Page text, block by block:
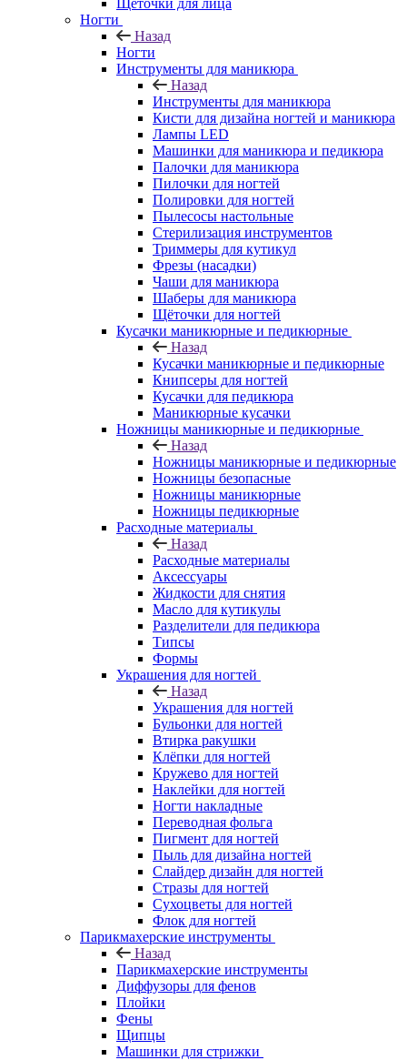
Щёточки для лица
Ногти
Назад
Ногти
Инструменты для маникюра
Назад
Инструменты для маникюра
Кисти для дизайна ногтей и маникюра
Лампы LED
Машинки для маникюра и педикюра
Палочки для маникюра
Пилочки для ногтей
Полировки для ногтей
Пылесосы настольные
Стерилизация инструментов
Триммеры для кутикул
Фрезы (насадки)
Чаши для маникюра
Шаберы для маникюра
Щёточки для ногтей
Кусачки маникюрные и педикюрные
Назад
Кусачки маникюрные и педикюрные
Книпсеры для ногтей
Кусачки для педикюра
Маникюрные кусачки
Ножницы маникюрные и педикюрные
Назад
Ножницы маникюрные и педикюрные
Ножницы безопасные
Ножницы маникюрные
Ножницы педикюрные
Расходные материалы
Назад
Расходные материалы
Аксессуары
Жидкости для снятия
Масло для кутикулы
Разделители для педикюра
Типсы
Формы
Украшения для ногтей
Назад
Украшения для ногтей
Бульонки для ногтей
Втирка ракушки
Клёпки для ногтей
Кружево для ногтей
Наклейки для ногтей
Ногти накладные
Переводная фольга
Пигмент для ногтей
Пыль для дизайна ногтей
Слайдер дизайн для ногтей
Стразы для ногтей
Сухоцветы для ногтей
Флок для ногтей
Парикмахерские инструменты
Назад
Парикмахерские инструменты
Диффузоры для фенов
Плойки
Фены
Щипцы
Машинки для стрижки